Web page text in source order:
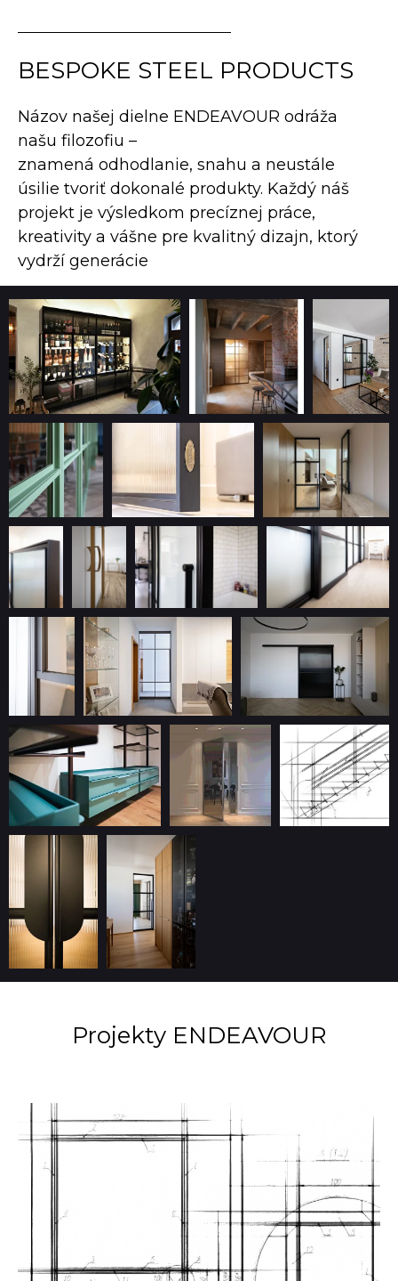
BESPOKE STEEL PRODUCTS
Názov našej dielne ENDEAVOUR odráža
našu filozofiu –
znamená odhodlanie, snahu a neustále
úsilie tvoriť dokonalé produkty. Každý náš
projekt je výsledkom precíznej práce,
kreativity a vášne pre kvalitný dizajn, ktorý
vydrží generácie
Projekty ENDEAVOUR